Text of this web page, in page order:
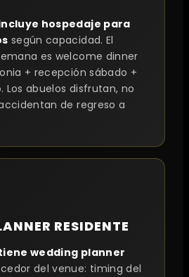
hospedaje para
según capacidad. El
es welcome dinner
+ recepción sábado +
Los abuelos disfrutan, no
de regreso a
RESIDENTE
wedding planner
del venue: timing del